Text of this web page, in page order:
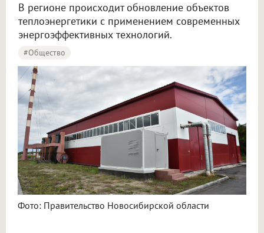
В регионе происходит обновление объектов
теплоэнергетики с применением современных
энергоэффективных технологий.
#Общество
Фото: Правительство Новосибирской области